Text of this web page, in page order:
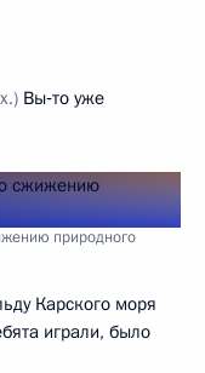
Вы‑то уже
природного
Карского моря
играли, было